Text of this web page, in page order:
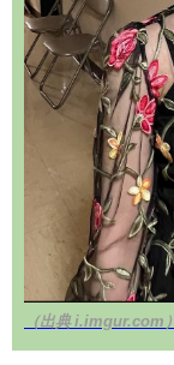
（出典 i.imgur.com）